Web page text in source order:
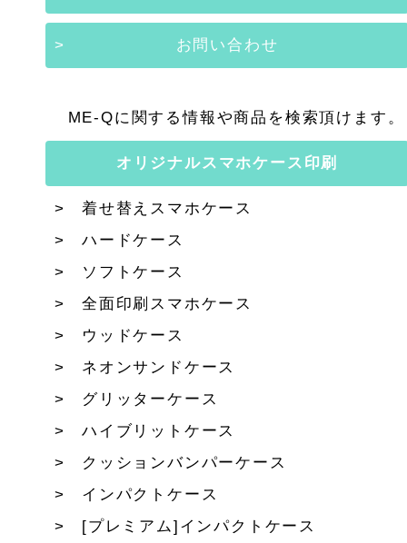
お問い合わせ
ME-Qに関する情報や商品を検索頂けます。
オリジナルスマホケース印刷
着せ替えスマホケース
ハードケース
ソフトケース
全面印刷スマホケース
ウッドケース
ネオンサンドケース
グリッターケース
ハイブリットケース
クッションバンパーケース
インパクトケース
[プレミアム]インパクトケース